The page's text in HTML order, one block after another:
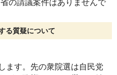
の請議案件はありませんで
る質疑について
ます。先の衆院選は自民党